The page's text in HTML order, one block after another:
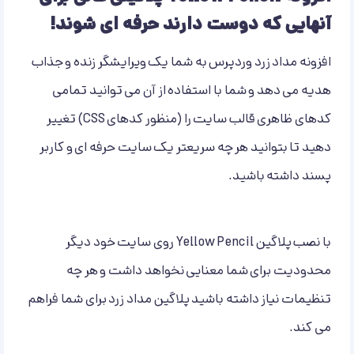
آنهایی که دوست دارند حرفه ای شوند!
افزونه مداد زرد وردپرس به شما یک ویرایشگر زنده و جذاب
هدیه می دهد و شما با استفاده از آن می توانید تمامی
کدهای ظاهری قالب سایت را (منظور کدهای CSS) تغییر
دهید تا بتوانید هر چه سریعتر یک سایت حرفه ای و کاربر
پسند داشته باشید.
با نصب پلاگین Yellow Pencil روی سایت خود دیگر
محدودیت برای شما معنایی نخواهد داشت و هر چه
تنظیمات نیاز داشته باشید پلاگین مداد زرد برای شما فراهم
می کند.